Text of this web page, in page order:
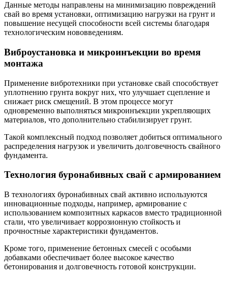
Данные методы направлены на минимизацию повреждений
свай во время установки, оптимизацию нагрузки на грунт и
повышение несущей способности всей системы благодаря
технологическим нововведениям.
Виброустановка и микроинъекции во время
монтажа
Применение вибротехники при установке свай способствует
уплотнению грунта вокруг них, что улучшает сцепление и
снижает риск смещений. В этом процессе могут
одновременно выполняться микроинъекции укрепляющих
материалов, что дополнительно стабилизирует грунт.
Такой комплексный подход позволяет добиться оптимального
распределения нагрузок и увеличить долговечность свайного
фундамента.
Технология буронабивных свай с армированием
В технологиях буронабивных свай активно используются
инновационные подходы, например, армирование с
использованием композитных каркасов вместо традиционной
стали, что увеличивает коррозионную стойкость и
прочностные характеристики фундаментов.
Кроме того, применение бетонных смесей с особыми
добавками обеспечивает более высокое качество
бетонирования и долговечность готовой конструкции.